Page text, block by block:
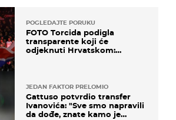
POGLEDAJTE PORUKU
FOTO Torcida podigla
transparente koji će
odjeknuti Hrvatskom:
JEDAN FAKTOR PRELOMIO
Gattuso potvrdio transfer
Ivanovića: "Sve smo napravili
da dođe, znate kamo je